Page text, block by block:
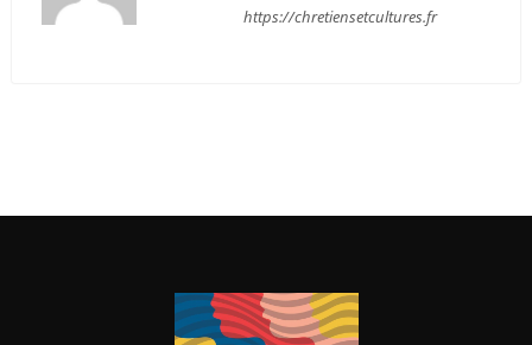
https://chretiensetcultures.fr